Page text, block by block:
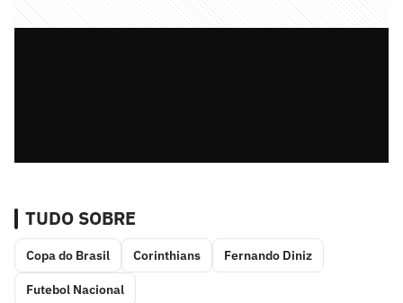
TUDO SOBRE
Copa do Brasil Corinthians Fernando Diniz
Futebol Nacional